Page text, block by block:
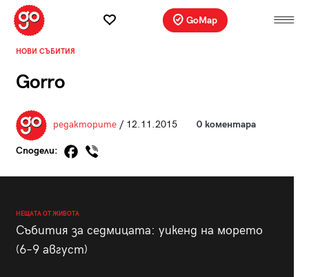
GoMap
НОВИ СЪБИТИЯ
Gorro
редакторите/ 12.11.2015 0 коментара
Сподели:
НЕЩАТА ОТ ЖИВОТА
Събития за седмицата: уикенд на морето
(6–9 август)